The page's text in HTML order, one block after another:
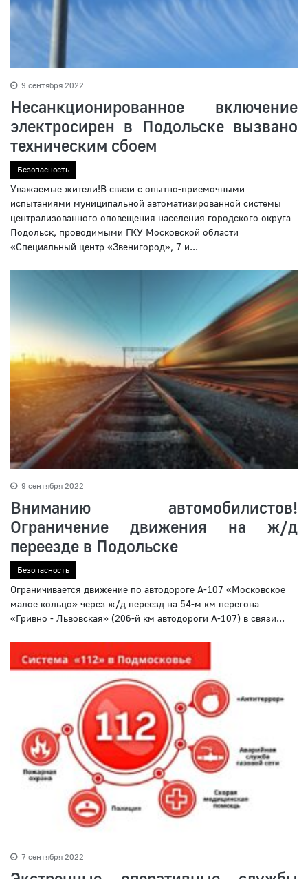
9 сентября 2022
Несанкционированное включение
электросирен в Подольске вызвано
техническим сбоем
Безопасность
Уважаемые жители!В связи с опытно-приемочными
испытаниями муниципальной автоматизированной системы
централизованного оповещения населения городского округа
Подольск, проводимыми ГКУ Московской области
«Специальный центр «Звенигород», 7 и...
9 сентября 2022
Вниманию автомобилистов!
Ограничение движения на ж/д
переезде в Подольске
Безопасность
Ограничивается движение по автодороге А-107 «Московское
малое кольцо» через ж/д переезд на 54-м км перегона
«Гривно - Львовская» (206-й км автодороги А-107) в связи...
7 сентября 2022